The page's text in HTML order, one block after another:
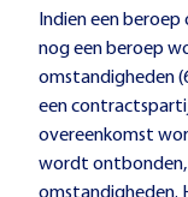
Indien een
nog een beroep
omstandigheden
een
overeenkomst
wordt ontbonden,
omstandigheden.